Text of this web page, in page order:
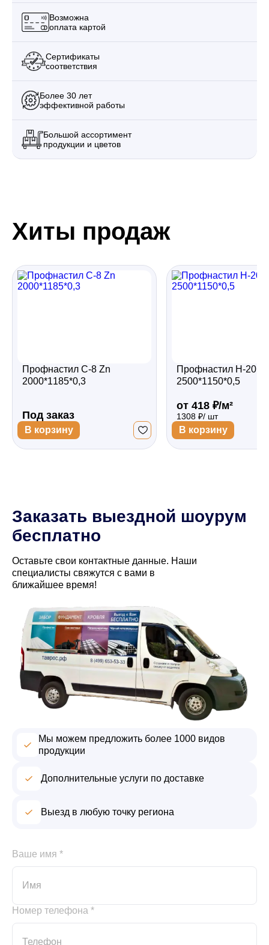
Другие товары
Возможна
оплата картой
Сертификаты
соответствия
Более 30 лет
эффективной работы
Большой ассортимент
продукции и цветов
Хиты продаж
Профнастил С-8 Zn
2000*1185*0,3
Под заказ
В корзину
Профнастил Н-20
2500*1150*0,5
от 418 ₽/м²
1308 ₽/ шт
В корзину
Заказать выездной шоурум
бесплатно
Оставьте свои контактные данные. Наши
специалисты свяжутся с вами в
ближайшее время!
Мы можем предложить более 1000 видов
продукции
Дополнительные услуги по доставке
Выезд в любую точку региона
Ваше имя *
Номер телефона *